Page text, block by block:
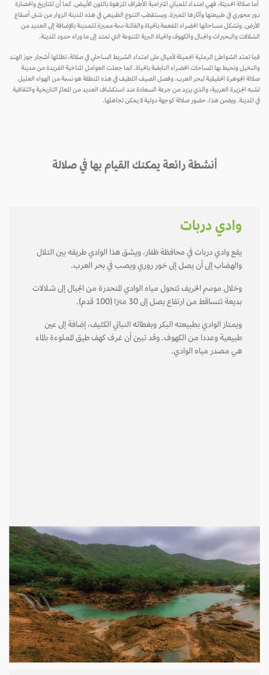
أما صلالة الحديثة، فهي امتداد للمباني المترامية الأطراف المزهوة باللون الأبيض. كما أن للتاريخ والحضارة
دور محوري في طبيعتها وآثارها المميزة. ويستقطب التنوع الطبيعي في هذه المدينة الزوار من شتى أصقاع
الأرض. وتشكل مساحاتها الخضراء المفعمة بالحياة والفاتنة سمة مميزة للمدينة بالإضافة إلى العديد من
الشلالات والبحيرات والجبال والكهوف والحياة البرية المتنوعة التي تمتد إلى ما وراء حدود المدينة.
فيما تمتد الشواطئ الرملية الجميلة لأميال على امتداد الشريط الساحلي في صلالة، تظللها أشجار جوز الهند
والنخيل وتحيط بها المساحات الخضراء النابضة بالحياة. كما جعلت العوامل المناخية الفريدة من مدينة
صلالة الجوهرة الحقيقية لبحر العرب. وفصل الصيف اللطيف في هذه المنطقة هو نسمة من الهواء العليل
لشبه الجزيرة العربية، والذي يزيد من جرعة السعادة عند استكشاف العديد من المعالم التاريخية والثقافية
في المدينة. ويضمن هذا، حضور صلالة كوجهة دولية لا يمكن تجاهلها.
أنشطة رائعة يمكنك القيام بها في صلالة
وادي دربات
يقع وادي دربات في محافظة ظفار، ويشق هذا الوادي طريقه بين التلال
والهضاب إلى أن يصل إلى خـور روري ويصب في بحر العرب.
وخلال موسم الخريف تتحول مياه الوادي المنحدرة من الجبال إلى شـلالات
بديعة تتساقط من ارتفاع يصل إلى 30 مترًا (100 قدم).
ويمـتاز الوادي بطبيعته البكر وبغطائه النباتي الكثيف، إضافة إلى عين
طبيعية وعددا من الكهوف. وقد تبين أن غرف كهف طيق المملوءة بالماء
هي مصدر مياه الوادي.